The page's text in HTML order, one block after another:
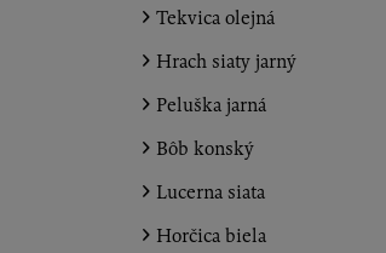
Tekvica olejná
Hrach siaty jarný
Peluška jarná
Bôb konský
Lucerna siata
Horčica biela